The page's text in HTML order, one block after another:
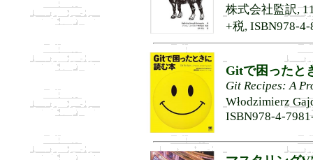
株式会社監訳,
+税, ISBN978-
Gitで困ったと
Git Recipes: A
Włodzimierz
ISBN978-4-